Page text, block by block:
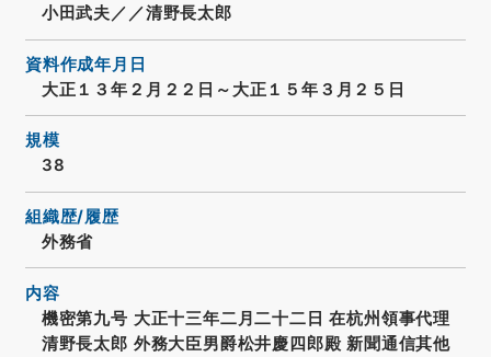
小田武夫／／清野長太郎
資料作成年月日
大正１３年２月２２日～大正１５年３月２５日
規模
38
組織歴/履歴
外務省
内容
機密第九号 大正十三年二月二十二日 在杭州領事代理
清野長太郎 外務大臣男爵松井慶四郎殿 新聞通信其他